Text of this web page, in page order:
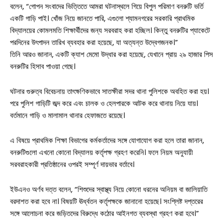
বলেন, “গোপন সংবাদের ভিত্তিতে আমরা ঘটনাস্থলে গিয়ে বিপুল পরিমাণ বনরুটি ভর্তি
একটি গাড়ি পাই। খোঁজ নিয়ে জানতে পারি, এগুলো শ্যামনগরের সরকারি প্রাথমিক
বিদ্যালয়ের কোমলমতি শিক্ষার্থীদের জন্য সরবরাহ করা হচ্ছিল। কিন্তু বনরুটির প্যাকেটে
পরদিনের উৎপাদন তারিখ ব্যবহার করা হয়েছে, যা অত্যন্ত উদ্বেগজনক।”
তিনি আরও জানান, একটি ক্যাশ মেমো উদ্ধার করা হয়েছে, যেখানে প্রায় ২৯ হাজার পিস
বনরুটির হিসাব পাওয়া গেছে।
ঘটনার গুরুত্ব বিবেচনায় তাৎক্ষণিকভাবে সাতক্ষীরা সদর থানা পুলিশকে অবহিত করা হয়।
পরে পুলিশ গাড়িটি জব্দ করে এবং চালক ও হেলপারকে আটক করে থানায় নিয়ে যায়।
বর্তমানে গাড়ি ও মালামাল থানার হেফাজতে রয়েছে।
এ বিষয়ে প্রাথমিক শিক্ষা বিভাগের কর্মকর্তাদের সঙ্গে যোগাযোগ করা হলে তারা জানান,
বনরুটিগুলো এখনো কোনো বিদ্যালয় কর্তৃপক্ষ গ্রহণ করেনি। ফলে নিয়ম অনুযায়ী
সরবরাহকারী প্রতিষ্ঠানের ওপরই সম্পূর্ণ দায়ভার বর্তাবে।
ইউএনও অর্ণব দত্ত বলেন, “শিশুদের স্বাস্থ্য নিয়ে কোনো ধরনের অনিয়ম বা জালিয়াতি
বরদাশত করা হবে না। বিষয়টি ঊর্ধ্বতন কর্তৃপক্ষকে জানানো হয়েছে। সংশ্লিষ্ট দপ্তরের
সঙ্গে আলোচনা করে জড়িতদের বিরুদ্ধে কঠোর আইনগত ব্যবস্থা গ্রহণ করা হবে।”